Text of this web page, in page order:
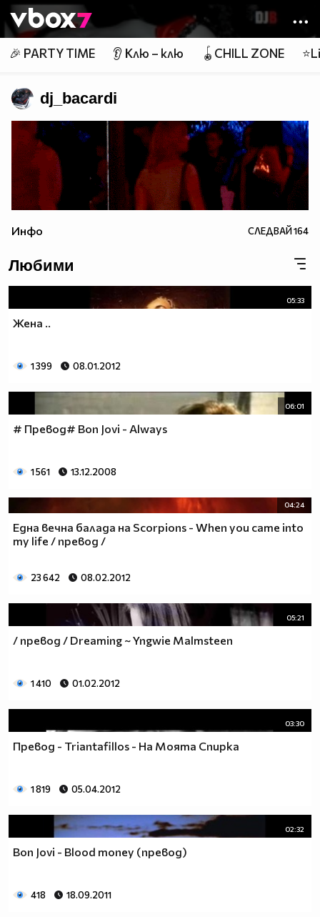
Member of
👾
🎉 PARTY TIME 👂 Клю – клю 🪀CHILL ZONE
dj_bacardi
Инфо СЛЕДВАЙ164
Любими
05:33
Жена ..
1 399 08.01.2012
06:01
# Превод# Bon Jovi - Always
1 561 13.12.2008
04:24
Една вечна балада на Scorpions - When you came into
my life / превод /
23 642 08.02.2012
05:21
/ превод / Dreaming ~ Yngwie Malmsteen
1 410 01.02.2012
03:30
Превод - Triantafillos - На Моята Спирка
1 819 05.04.2012
02:32
Bon Jovi - Blood money (превод)
418 18.09.2011